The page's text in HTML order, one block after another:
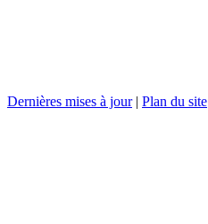
Dernières mises à jour| Plan du site